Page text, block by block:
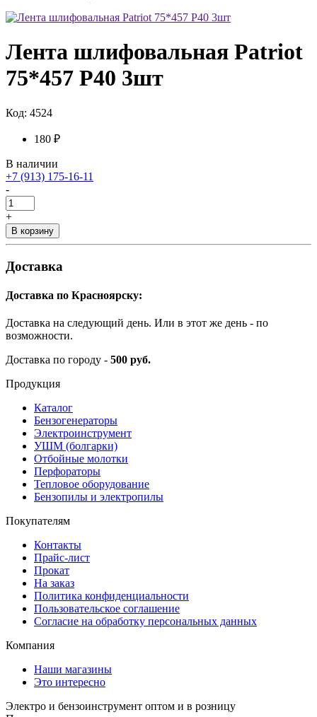
Лента шлифовальная Patriot
75*457 Р40 3шт
Код: 4524
180 ₽
В наличии
+7 (913) 175-16-11
-
+
В корзину
Доставка
Доставка по Красноярску:
Доставка на следующий день. Или в этот же день - по
возможности.
Доставка по городу - 500 руб.
Продукция
Каталог
Бензогенераторы
Электроинструмент
УШМ (болгарки)
Отбойные молотки
Перфораторы
Тепловое оборудование
Бензопилы и электропилы
Покупателям
Контакты
Прайс-лист
Прокат
На заказ
Политика конфиденциальности
Пользовательское соглашение
Согласие на обработку персональных данных
Компания
Наши магазины
Это интересно
Электро и бензоинструмент оптом и в розницу